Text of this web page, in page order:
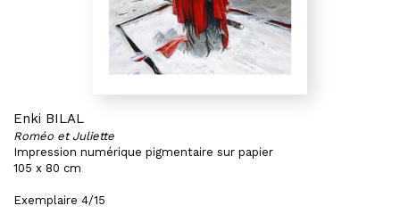
Enki BILAL
Roméo et Juliette
Impression numérique pigmentaire sur papier
105 x 80 cm
Exemplaire 4/15